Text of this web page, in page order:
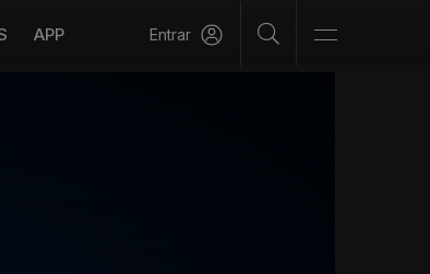
APP Entrar